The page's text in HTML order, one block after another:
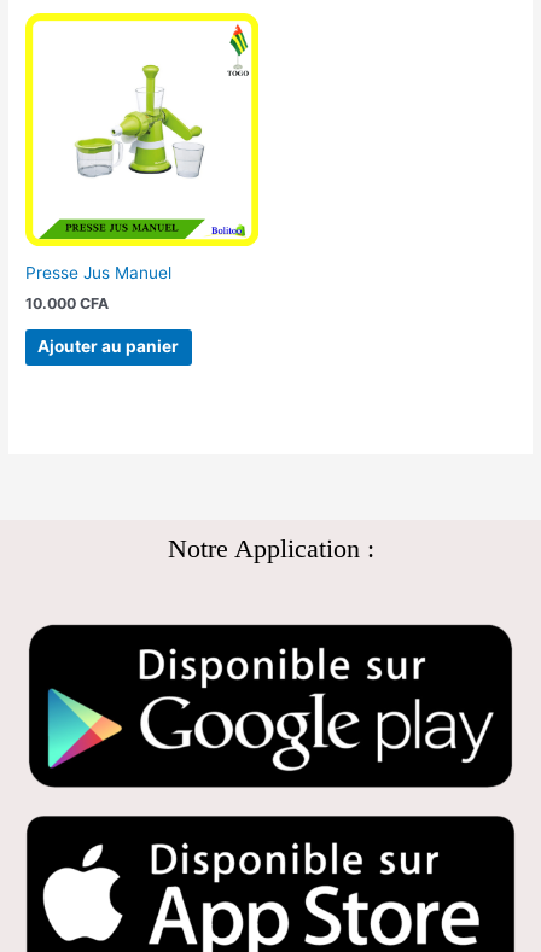
Presse Jus Manuel
10.000CFA
Ajouter au panier
Notre Application :